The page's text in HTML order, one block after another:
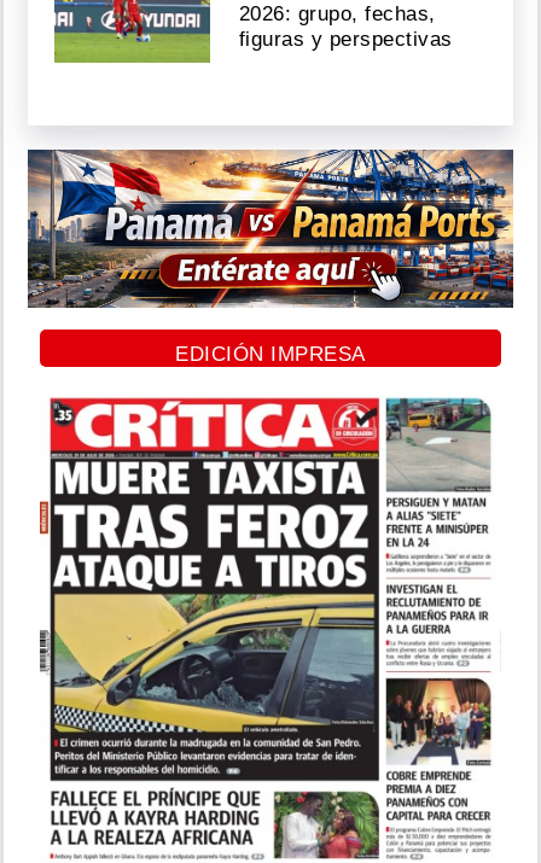
2026: grupo, fechas,
figuras y perspectivas
EDICIÓN IMPRESA